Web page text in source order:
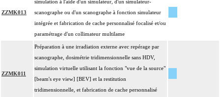
ZZMK013
simulation à l'aide d'un simulateur, d'un simulateur-
scanographe ou d'un scanographe à fonction simulateur
intégrée et fabrication de cache personnalisé focalisé et/ou
paramétrage d'un collimateur multilame
ZZMK011
Préparation à une irradiation externe avec repérage par
scanographe, dosimétrie tridimensionnelle sans HDV,
simulation virtuelle utilisant la fonction "vue de la source"
[beam's eye view] [BEV] et la restitution
tridimensionnelle, et fabrication de cache personnalisé